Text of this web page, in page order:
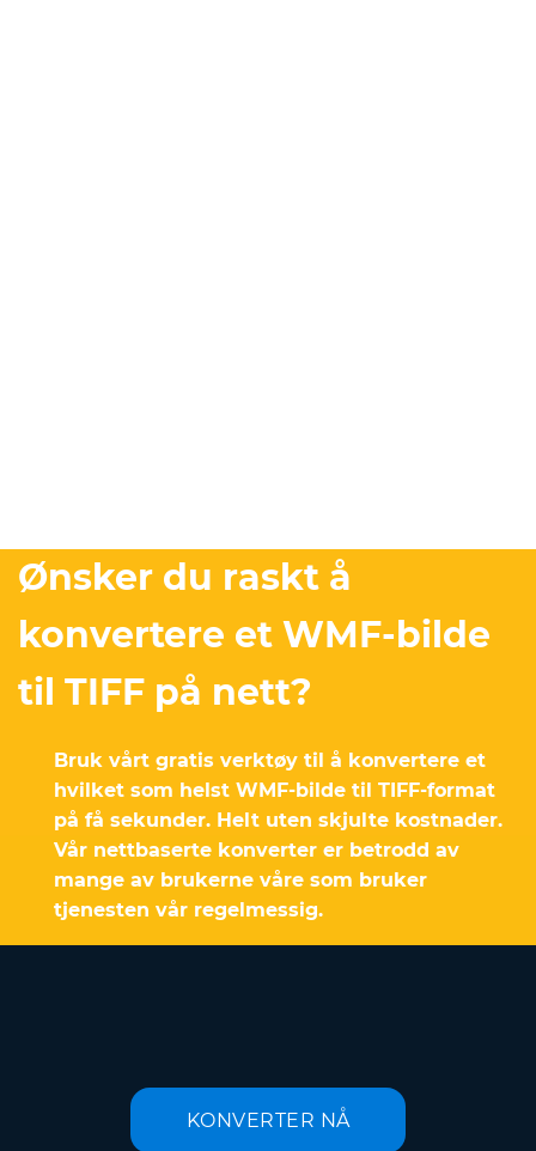
Ønsker du raskt å
konvertere et WMF-bilde
til TIFF på nett?
Bruk vårt gratis verktøy til å konvertere et
hvilket som helst WMF-bilde til TIFF-format
på få sekunder. Helt uten skjulte kostnader.
Vår nettbaserte konverter er betrodd av
mange av brukerne våre som bruker
tjenesten vår regelmessig.
KONVERTER NÅ